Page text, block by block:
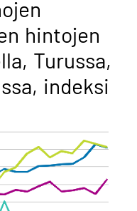
hintojen
Turussa,
indeksi